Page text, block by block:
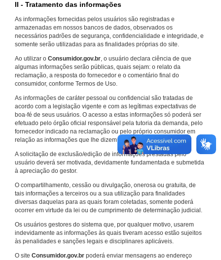
II - Tratamento das informações
As informações fornecidas pelos usuários são registradas e
armazenadas em nossos bancos de dados, observados os
necessários padrões de segurança, confidencialidade e integridade, e
somente serão utilizadas para as finalidades próprias do site.
Ao utilizar o Consumidor.gov.br, o usuário declara ciência de que
algumas informações serão públicas, quais sejam: o relato da
reclamação, a resposta do fornecedor e o comentário final do
consumidor, conforme Termos de Uso.
As informações de caráter pessoal ou confidencial são tratadas de
acordo com a legislação vigente e com as legítimas expectativas de
boa-fé de seus usuários. O acesso a estas informações só poderá ser
efetuado pelo órgão oficial responsável pela tutoria da demanda, pelo
fornecedor indicado na reclamação ou pelo próprio consumidor em
relação as informações que lhe dizem respeito.
A solicitação de exclusão/edição de informações prestadas pelo
usuário deverá ser motivada, devidamente fundamentada e submetida
à apreciação do gestor.
O compartilhamento, cessão ou divulgação, onerosa ou gratuita, de
tais informações a terceiros ou a sua utilização para finalidades
diversas daquelas para as quais foram coletadas, somente poderá
ocorrer em virtude da lei ou de cumprimento de determinação judicial.
Os usuários gestores do sistema que, por qualquer motivo, usarem
indevidamente as informações às quais tiveram acesso estão sujeitos
às penalidades e sanções legais e disciplinares aplicáveis.
O site Consumidor.gov.br poderá enviar mensagens ao endereço